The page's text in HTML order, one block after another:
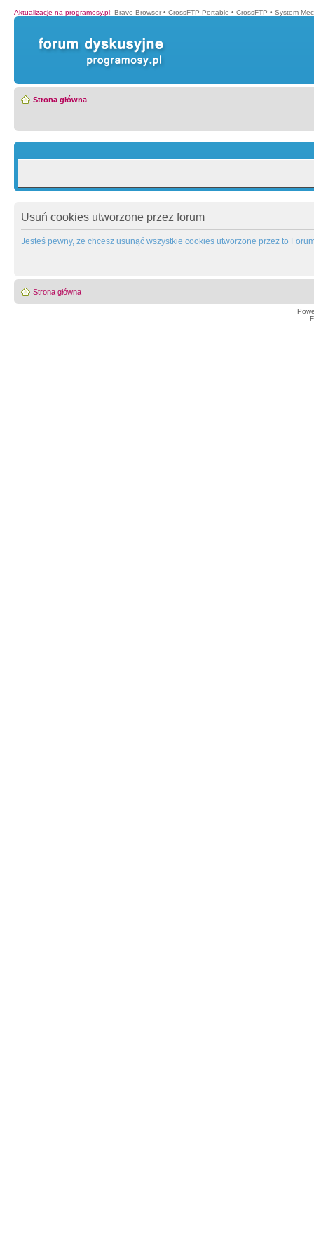
Aktualizacje na programosy.pl: Brave Browser • CrossFTP Portable • CrossFTP • System
Strona główna
Usuń cookies utworzone przez forum
Jesteś pewny, że chcesz usunąć wszystkie cookies utworzone przez to
Strona główna